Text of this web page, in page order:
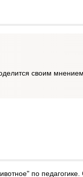
своим мнением
по педагогике.